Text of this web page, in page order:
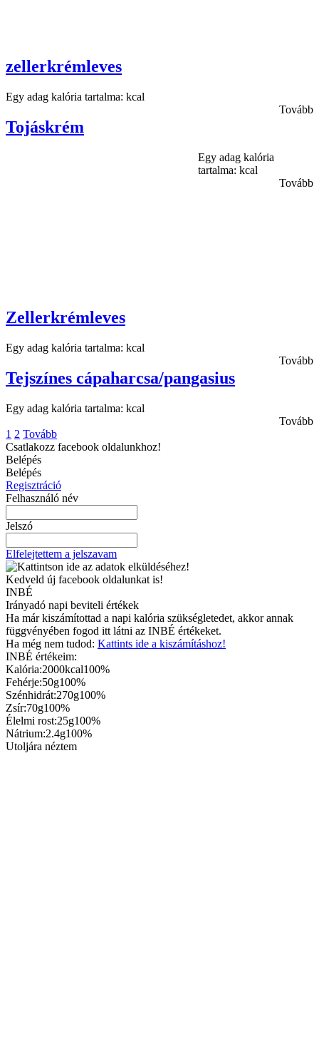
zellerkrémleves
Egy adag kalória tartalma: kcal
Tovább
Tojáskrém
Egy adag kalória
tartalma: kcal
Tovább
Zellerkrémleves
Egy adag kalória tartalma: kcal
Tovább
Tejszínes cápaharcsa/pangasius
Egy adag kalória tartalma: kcal
Tovább
1 2 Tovább
Csatlakozz facebook oldalunkhoz!
Belépés
Belépés
Regisztráció
Felhasználó név
Jelszó
Elfelejtettem a jelszavam
Kedveld új facebook oldalunkat is!
INBÉ
Irányadó napi beviteli értékek
Ha már kiszámítottad a napi kalória szükségletedet, akkor annak
függvényében fogod itt látni az INBÉ értékeket.
Ha még nem tudod: Kattints ide a kiszámításhoz!
INBÉ értékeim:
Kalória:2000kcal100%
Fehérje:50g100%
Szénhidrát:270g100%
Zsír:70g100%
Élelmi rost:25g100%
Nátrium:2.4g100%
Utoljára néztem